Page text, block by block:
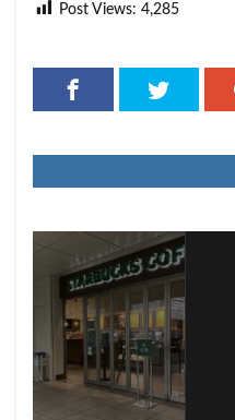
Post Views: 4,285